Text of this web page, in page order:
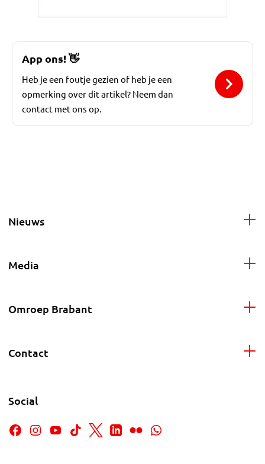
App ons!👋
Heb je een foutje gezien of heb je een
opmerking over dit artikel? Neem dan
contact met ons op.
Nieuws
Media
Omroep Brabant
Contact
Social